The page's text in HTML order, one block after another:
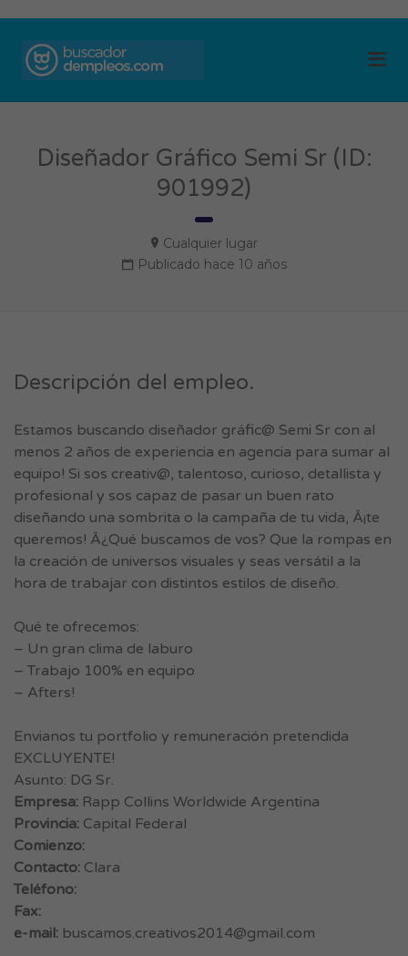
Diseñador Gráfico Semi Sr (ID:
901992)
Cualquier lugar
Publicado hace 10 años
Descripción del empleo.
Estamos buscando diseñador gráfic@ Semi Sr con al
menos 2 años de experiencia en agencia para sumar al
equipo! Si sos creativ@, talentoso, curioso, detallista y
profesional y sos capaz de pasar un buen rato
diseñando una sombrita o la campaña de tu vida, Â¡te
queremos! Â¿Qué buscamos de vos? Que la rompas en
la creación de universos visuales y seas versátil a la
hora de trabajar con distintos estilos de diseño.
Qué te ofrecemos:
– Un gran clima de laburo
– Trabajo 100% en equipo
– Afters!
Envianos tu portfolio y remuneración pretendida
EXCLUYENTE!
Asunto: DG Sr.
Empresa: Rapp Collins Worldwide Argentina
Provincia: Capital Federal
Comienzo:
Contacto: Clara
Teléfono:
Fax:
e-mail: buscamos.creativos2014@gmail.com